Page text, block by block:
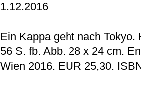
1.12.2016
Ein Kappa geht nach Tokyo.
56 S. fb. Abb. 28 x 24 cm.
Wien 2016. EUR 25,30.